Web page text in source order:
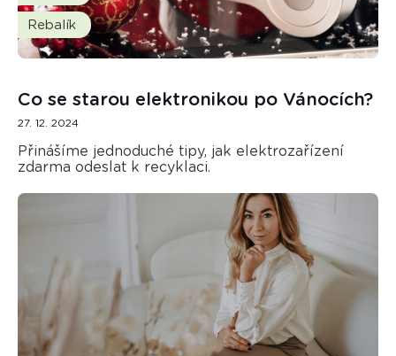
Rebalík
Co se starou elektronikou po Vánocích?
27. 12. 2024
Přinášíme jednoduché tipy, jak elektrozařízení
zdarma odeslat k recyklaci.